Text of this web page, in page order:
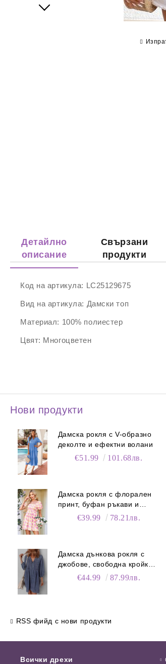
Детайлно
описание
Свързани
продукти
Код на артикула: LC25129675
Вид на артикула: Дамски топ
Материал: 100% полиестер
Цвят: Многоцветен
Нови продукти
Дамска рокля с V-образно
деколте и ефектни волани
€51.99 101.68лв.
Дамска рокля с флорален
принт, буфан ръкави и
джобове€39.99 78.21лв.
Дамска дънкова рокля с
джобове, свободна кройка и
V-образно деколте
€44.99 87.99лв.
RSS фийд с нови продукти
Всички дрехи